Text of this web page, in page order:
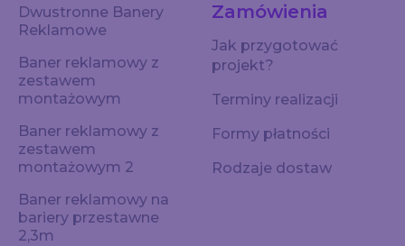
Dwustronne Banery
Reklamowe
Baner reklamowy z
zestawem
montażowym
Baner reklamowy z
zestawem
montażowym 2
Baner reklamowy na
bariery przestawne
2,3m
Zamówienia
Jak przygotować
projekt?
Terminy realizacji
Formy płatności
Rodzaje dostaw